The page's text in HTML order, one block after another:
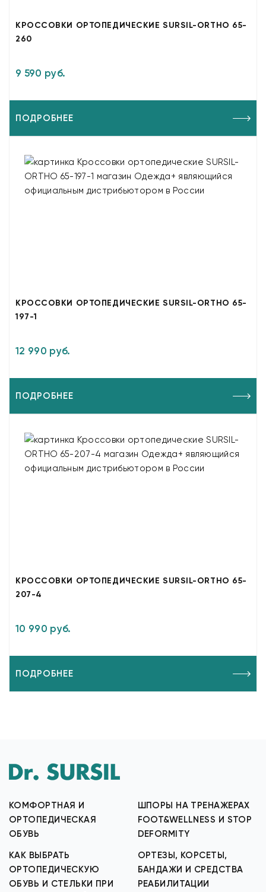
КРОССОВКИ ОРТОПЕДИЧЕСКИЕ SURSIL-ORTHO 65-
260
9 590 руб.
ПОДРОБНЕЕ
КРОССОВКИ ОРТОПЕДИЧЕСКИЕ SURSIL-ORTHO 65-
197-1
12 990 руб.
ПОДРОБНЕЕ
КРОССОВКИ ОРТОПЕДИЧЕСКИЕ SURSIL-ORTHO 65-
207-4
10 990 руб.
ПОДРОБНЕЕ
КОМФОРТНАЯ И
ОРТОПЕДИЧЕСКАЯ
ОБУВЬ
КАК ВЫБРАТЬ
ОРТОПЕДИЧЕСКУЮ
ОБУВЬ И СТЕЛЬКИ ПРИ
ШПОРЫ НА ТРЕНАЖЕРАХ
FOOT&WELLNESS И STOP
DEFORMITY
ОРТЕЗЫ, КОРСЕТЫ,
БАНДАЖИ И СРЕДСТВА
РЕАБИЛИТАЦИИ